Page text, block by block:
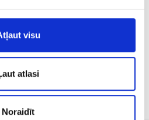
visu
atlasi
Noraidīt
Latvija LV-1010 +371